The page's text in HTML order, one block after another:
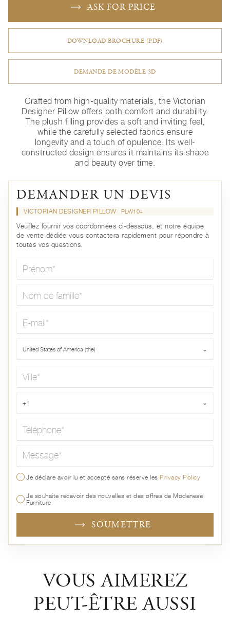
ASK FOR PRICE
DOWNLOAD BROCHURE (PDF)
DEMANDE DE MODÈLE 3D
Crafted from high-quality materials, the Victorian
Designer Pillow offers both comfort and durability.
The plush filling provides a soft and inviting feel,
while the carefully selected fabrics ensure
longevity and a touch of opulence. Its well-
constructed design ensures it maintains its shape
and beauty over time.
DEMANDER UN DEVIS
VICTORIAN DESIGNER PILLOW PLW104
Veuillez fournir vos coordonnées ci-dessous, et notre équipe
de vente dédiée vous contactera rapidement pour répondre à
toutes vos questions.
United States of America (the) ⌄
+1 ⌄
Message*
Je déclare avoir lu et accepté sans réserve lesPrivacy Policy
Je souhaite recevoir des nouvelles et des offres de Modenese
Furniture
SOUMETTRE
VOUS AIMEREZ
PEUT-ÊTRE AUSSI